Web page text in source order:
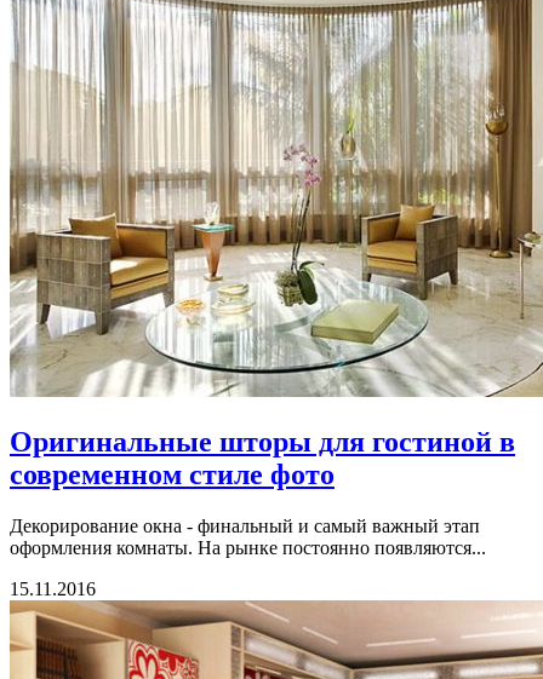
Оригинальные шторы для гостиной в
современном стиле фото
Декорирование окна - финальный и самый важный этап
оформления комнаты. На рынке постоянно появляются...
15.11.2016